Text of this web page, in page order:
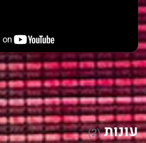
עונות(2)